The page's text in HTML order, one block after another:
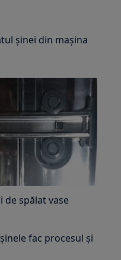
șinei din mașina
de spălat vase
fac procesul și